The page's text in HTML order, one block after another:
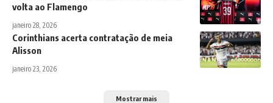
volta ao Flamengo
janeiro 28, 2026
Corinthians acerta contratação de meia
Alisson
janeiro 23, 2026
Mostrar mais